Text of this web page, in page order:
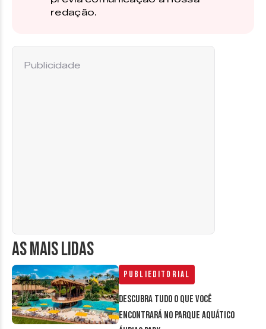
redação.
AS MAIS LIDAS
Publieditorial
Descubra tudo o que você
encontrará no parque aquático
Publicidade